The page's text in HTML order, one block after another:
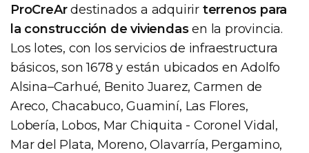
ProCreArdestinados a adquirir terrenos para
la construcción de viviendasen la provincia.
Los lotes, con los servicios de infraestructura
básicos, son 1678 y están ubicados en Adolfo
Alsina–Carhué, Benito Juarez, Carmen de
Areco, Chacabuco, Guaminí, Las Flores,
Lobería, Lobos, Mar Chiquita - Coronel Vidal,
Mar del Plata, Moreno, Olavarría, Pergamino,